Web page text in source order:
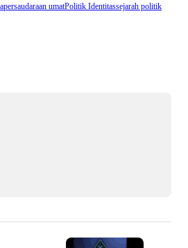
persaudaraan umatPolitik Identitassejarah politik